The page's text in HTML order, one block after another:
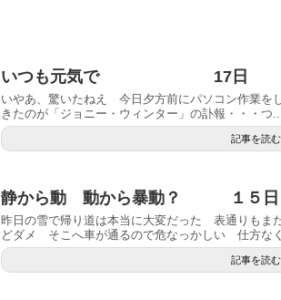
いつも元気で 17日
いやあ、驚いたねえ 今日夕方前にパソコン作業を
きたのが「ジョニー・ウィンター」の訃報・・・つ
記事を読む
静から動 動から暴動？ １５日
昨日の雪で帰り道は本当に大変だった 表通りもま
どダメ そこへ車が通るので危なっかしい 仕方な
記事を読む